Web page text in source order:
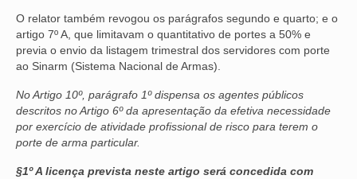
O relator também revogou os parágrafos segundo e quarto; e o
artigo 7º A, que limitavam o quantitativo de portes a 50% e
previa o envio da listagem trimestral dos servidores com porte
ao Sinarm (Sistema Nacional de Armas).
No Artigo 10º, parágrafo 1º dispensa os agentes públicos
descritos no Artigo 6º da apresentação da efetiva necessidade
por exercício de atividade profissional de risco para terem o
porte de arma particular.
§1º A licença prevista neste artigo será concedida com